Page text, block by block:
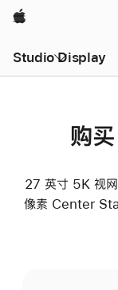
Apple
Studio Display
购
27 英寸 5K 视网
像素 Center